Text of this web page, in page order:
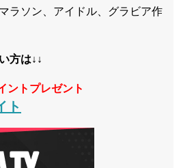
ラソン、アイドル、グラビア作
方は↓↓
ントプレゼント
ト